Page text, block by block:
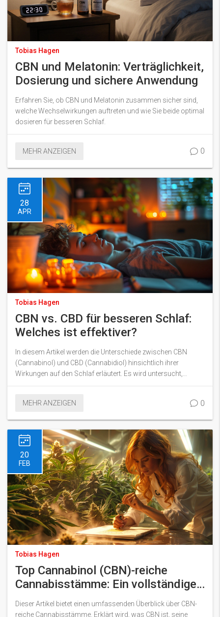
Tobias Hagen
CBN und Melatonin: Verträglichkeit,
Dosierung und sichere Anwendung
Erfahren Sie, ob CBN und Melatonin zusammen sicher sind,
welche Wechselwirkungen auftreten und wie Sie beide optimal
dosieren für besseren Schlaf.
MEHR ANZEIGEN 0
28
APR
Tobias Hagen
CBN vs. CBD für besseren Schlaf:
Welches ist effektiver?
In diesem Artikel werden die Unterschiede zwischen CBN
(Cannabinol) und CBD (Cannabidiol) hinsichtlich ihrer
Wirkungen auf den Schlaf erläutert. Es wird untersucht,
welche Substanz effektiver ist, um die Schlafqualität zu
werden wissenschaftliche Studien und Erfahrungsberichte
Schlaf zu bieten.
MEHR ANZEIGEN 0
20
FEB
Tobias Hagen
Top Cannabinol (CBN)-reiche
Cannabisstämme: Ein vollständiger
Leitfaden
Dieser Artikel bietet einen umfassenden Überblick über CBN-
reiche Cannabisstämme. Erklärt wird, was CBN ist, seine